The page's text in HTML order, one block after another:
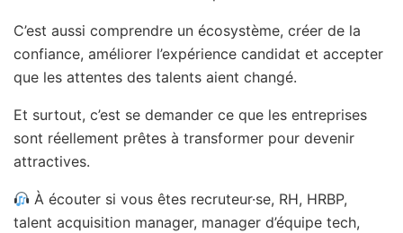
C’est aussi comprendre un écosystème, créer de la
confiance, améliorer l’expérience candidat et accepter
que les attentes des talents aient changé.
Et surtout, c’est se demander ce que les entreprises
sont réellement prêtes à transformer pour devenir
attractives.
À écouter si vous êtes recruteur·se, RH, HRBP,
talent acquisition manager, manager d’équipe tech,